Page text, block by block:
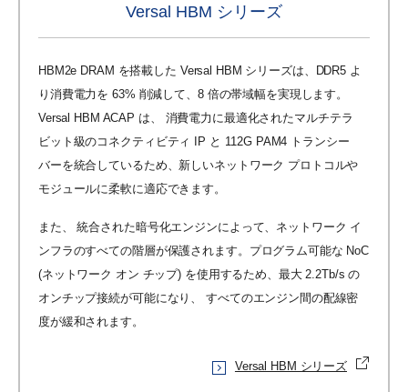
Versal HBM シリーズ
HBM2e DRAM を搭載した Versal HBM シリーズは、DDR5 よ
り消費電力を 63% 削減して、8 倍の帯域幅を実現します。
Versal HBM ACAP は、 消費電力に最適化されたマルチテラ
ビット級のコネクティビティ IP と 112G PAM4 トランシー
バーを統合しているため、新しいネットワーク プロトコルや
モジュールに柔軟に適応できます。
また、 統合された暗号化エンジンによって、ネットワーク イ
ンフラのすべての階層が保護されます。プログラム可能な NoC
(ネットワーク オン チップ) を使用するため、最大 2.2Tb/s の
オンチップ接続が可能になり、 すべてのエンジン間の配線密
度が緩和されます。
Versal HBM シリーズ